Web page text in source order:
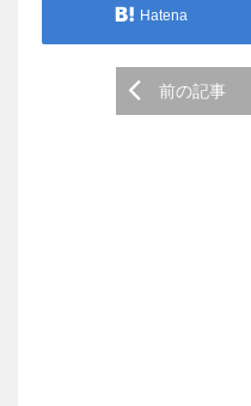
Hatena
navigation
前の記事